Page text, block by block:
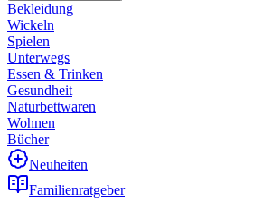
Bekleidung
Wickeln
Spielen
Unterwegs
Essen & Trinken
Gesundheit
Naturbettwaren
Wohnen
Bücher
Neuheiten
Familienratgeber